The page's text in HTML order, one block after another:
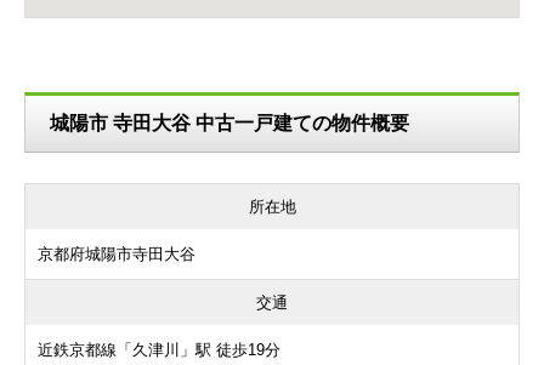
城陽市 寺田大谷 中古一戸建ての物件概要
所在地
京都府城陽市寺田大谷
交通
近鉄京都線「久津川」駅 徒歩19分